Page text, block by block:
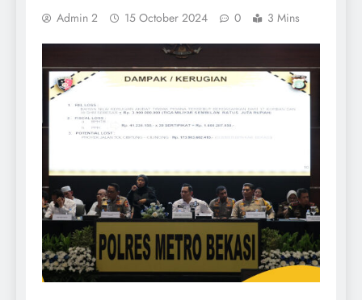
Admin 2 15 October 2024 0 3 Mins